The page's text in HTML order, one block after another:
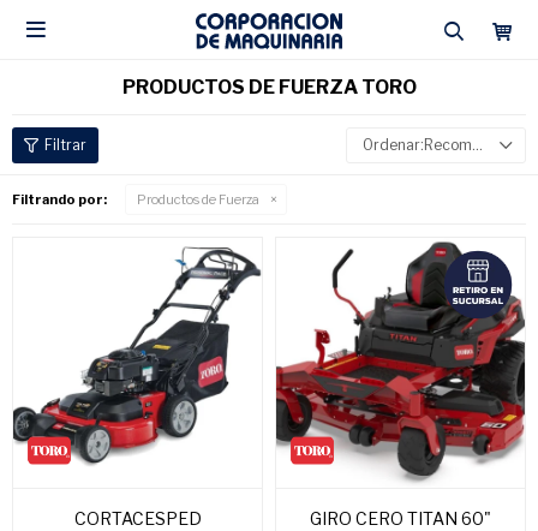

PRODUCTOS DE FUERZA TORO
Recomendados
Filtrando por: Productos de Fuerza
CORTACESPED
GIRO CERO TITAN 60"